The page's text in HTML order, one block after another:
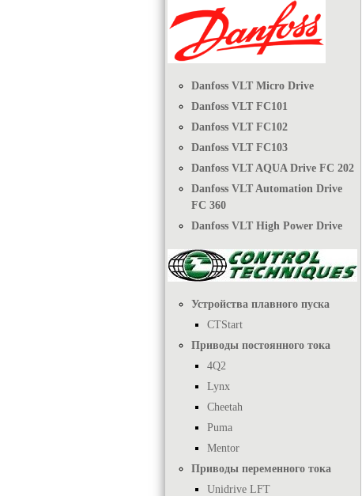
Danfoss VLT Micro Drive
Danfoss VLT FC101
Danfoss VLT FC102
Danfoss VLT FC103
Danfoss VLT AQUA Drive FC 202
Danfoss VLT Automation Drive
FC 360
Danfoss VLT High Power Drive
Устройства плавного пуска
CTStart
Приводы постоянного тока
4Q2
Lynx
Cheetah
Puma
Mentor
Приводы переменного тока
Unidrive LFT